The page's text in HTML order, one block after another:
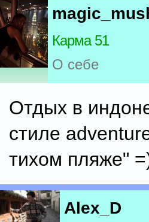
Карма 51
О себе
Отдых в
стиле
тихом пляже"
Alex_D